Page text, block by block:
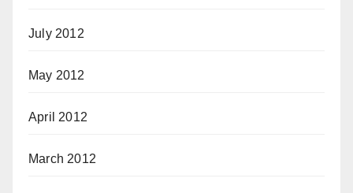
July 2012
May 2012
April 2012
March 2012